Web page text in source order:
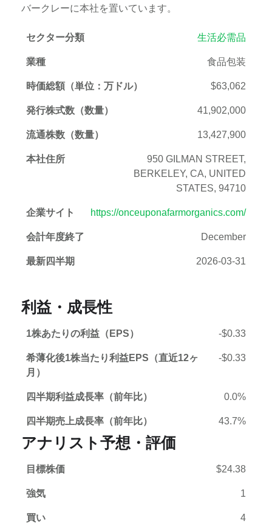
バークレーに本社を置いています。
セクター分類 生活必需品
業種 食品包装
時価総額（単位：万ドル） $63,062
発行株式数（数量） 41,902,000
流通株数（数量） 13,427,900
本社住所
950 GILMAN STREET,
BERKELEY, CA, UNITED
STATES, 94710
企業サイト https://onceuponafarmorganics.com/
会計年度終了 December
最新四半期 2026-03-31
利益・成長性
1株あたりの利益（EPS） -$0.33
希薄化後1株当たり利益EPS（直近12ヶ
月）
-$0.33
四半期利益成長率（前年比） 0.0%
四半期売上成長率（前年比） 43.7%
アナリスト予想・評価
目標株価 $24.38
強気 1
買い 4